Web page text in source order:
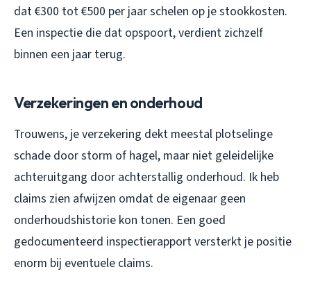
dat €300 tot €500 per jaar schelen op je stookkosten.
Een inspectie die dat opspoort, verdient zichzelf
binnen een jaar terug.
Verzekeringen en onderhoud
Trouwens, je verzekering dekt meestal plotselinge
schade door storm of hagel, maar niet geleidelijke
achteruitgang door achterstallig onderhoud. Ik heb
claims zien afwijzen omdat de eigenaar geen
onderhoudshistorie kon tonen. Een goed
gedocumenteerd inspectierapport versterkt je positie
enorm bij eventuele claims.